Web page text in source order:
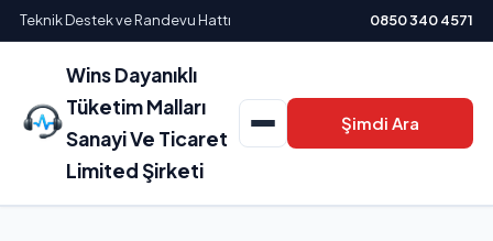
Teknik Destek ve Randevu Hattı 0850 340 4571
Wins Dayanıklı
Tüketim Malları
Sanayi Ve Ticaret
Limited Şirketi
Şimdi Ara